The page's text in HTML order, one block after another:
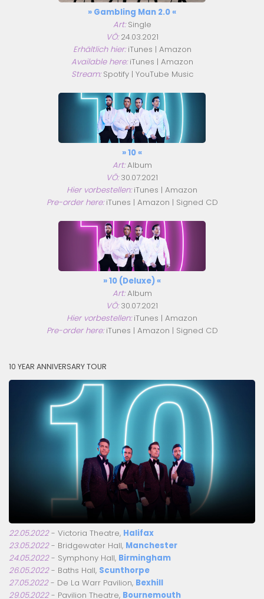
» Gambling Man 2.0 «
Art:Single
VÖ:24.03.2021
Erhältlich hier: iTunes | Amazon
Available here: iTunes | Amazon
Stream: Spotify| YouTube Music
» 10 «
Art:Album
VÖ:30.07.2021
Hier vorbestellen: iTunes | Amazon
Pre-order here: iTunes | Amazon | Signed CD
» 10 (Deluxe) «
Art:Album
VÖ:30.07.2021
Hier vorbestellen: iTunes | Amazon
Pre-order here: iTunes | Amazon | Signed CD
10 YEAR ANNIVERSARY TOUR
22.05.2022- Victoria Theatre, Halifax
23.05.2022- Bridgewater Hall, Manchester
24.05.2022- Symphony Hall, Birmingham
26.05.2022- Baths Hall, Scunthorpe
27.05.2022- De La Warr Pavilion, Bexhill
29.05.2022- Pavilion Theatre, Bournemouth